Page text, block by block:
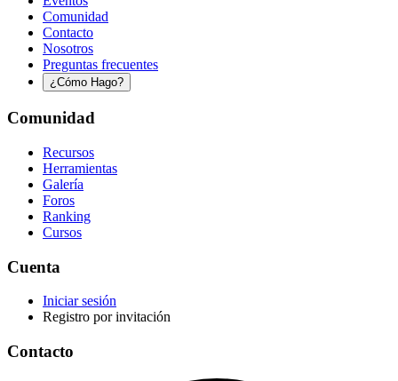
Comunidad
Contacto
Nosotros
Preguntas frecuentes
¿Cómo Hago?
Comunidad
Recursos
Herramientas
Galería
Foros
Ranking
Cursos
Cuenta
Iniciar sesión
Registro por invitación
Contacto